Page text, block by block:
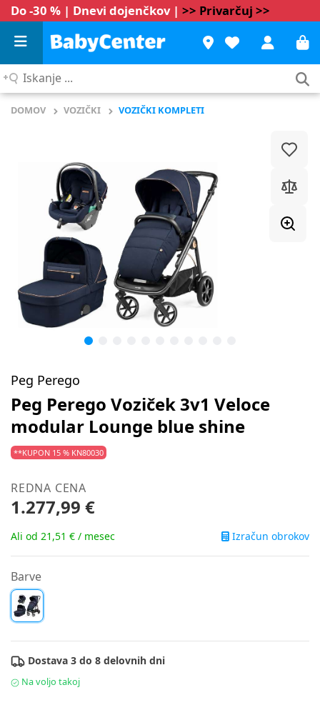
Do -30 % | Dnevi dojenčkov | >> Privarčuj >>
Iskanje
DOMOV VOZIČKI VOZIČKI KOMPLETI
Peg Perego
Peg Perego Voziček 3v1 Veloce
modular Lounge blue shine
**KUPON 15 % KN80030
REDNA CENA
1.277,99 €
Ali od 21,51 € / mesec Izračun obrokov
Barve
Dostava 3 do 8 delovnih dni
Na voljo takoj